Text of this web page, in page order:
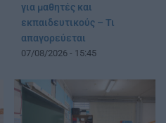
για μαθητές και
εκπαιδευτικούς – Τι
απαγορεύεται
07/08/2026 - 15:45